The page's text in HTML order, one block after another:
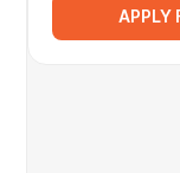
APPLY